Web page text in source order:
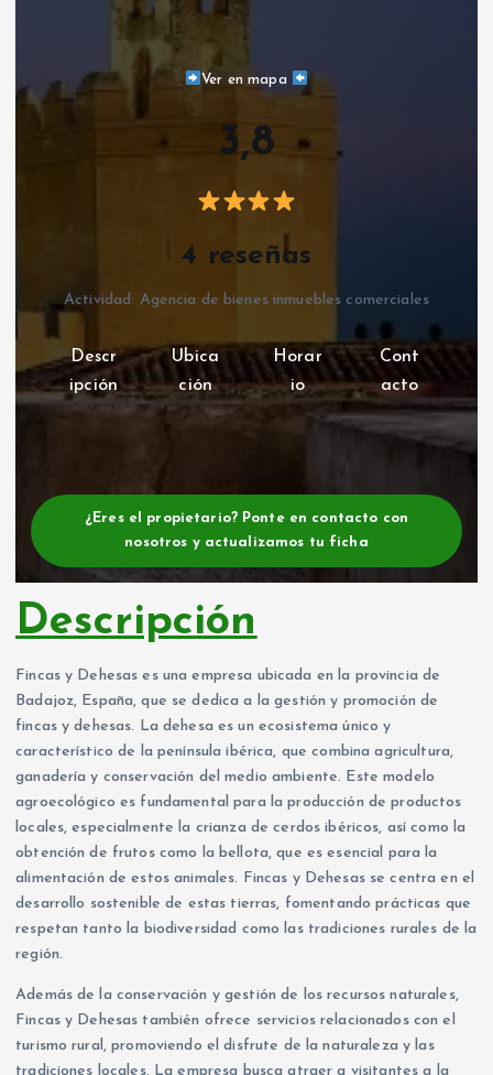
Ver en mapa
3,8
4 reseñas
Actividad: Agencia de bienes inmuebles comerciales
Descr
ipción
Ubica
ción
Horar
io
Cont
acto
¿Eres el propietario? Ponte en contacto con
nosotros y actualizamos tu ficha
Descripción
Fincas y Dehesas es una empresa ubicada en la provincia de
Badajoz, España, que se dedica a la gestión y promoción de
fincas y dehesas. La dehesa es un ecosistema único y
característico de la península ibérica, que combina agricultura,
ganadería y conservación del medio ambiente. Este modelo
agroecológico es fundamental para la producción de productos
locales, especialmente la crianza de cerdos ibéricos, así como la
obtención de frutos como la bellota, que es esencial para la
alimentación de estos animales. Fincas y Dehesas se centra en el
desarrollo sostenible de estas tierras, fomentando prácticas que
respetan tanto la biodiversidad como las tradiciones rurales de la
región.
Además de la conservación y gestión de los recursos naturales,
Fincas y Dehesas también ofrece servicios relacionados con el
turismo rural, promoviendo el disfrute de la naturaleza y las
tradiciones locales. La empresa busca atraer a visitantes a la